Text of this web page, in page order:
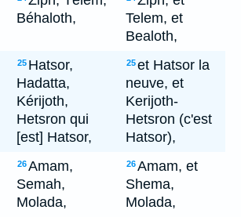
Béhaloth,
Telem, et
Bealoth,
25 Hatsor,
Hadatta,
Kérijoth,
Hetsron qui
[est] Hatsor,
25et Hatsor la
neuve, et
Kerijoth-
Hetsron (c'est
Hatsor),
26Amam,
Semah,
Molada,
26Amam, et
Shema,
Molada,